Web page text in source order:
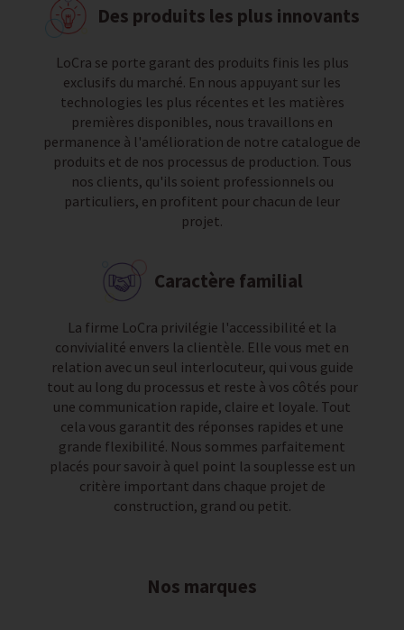
Des produits les plus innovants
LoCra se porte garant des produits finis les plus
exclusifs du marché. En nous appuyant sur les
technologies les plus récentes et les matières
premières disponibles, nous travaillons en
permanence à l'amélioration de notre catalogue de
produits et de nos processus de production. Tous
nos clients, qu'ils soient professionnels ou
particuliers, en profitent pour chacun de leur
projet.
Caractère familial
La firme LoCra privilégie l'accessibilité et la
convivialité envers la clientèle. Elle vous met en
relation avec un seul interlocuteur, qui vous guide
tout au long du processus et reste à vos côtés pour
une communication rapide, claire et loyale. Tout
cela vous garantit des réponses rapides et une
grande flexibilité. Nous sommes parfaitement
placés pour savoir à quel point la souplesse est un
critère important dans chaque projet de
construction, grand ou petit.
Nos marques